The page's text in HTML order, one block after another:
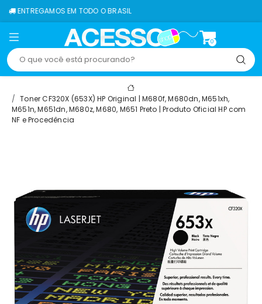
EM TODO O BRASIL
0
Toner CF320X (653X) HP Original | M680f, M680dn, M651xh,
M651n, M651dn, M680z, M680, M651 Preto | Produto Oficial HP com
NF e Procedência